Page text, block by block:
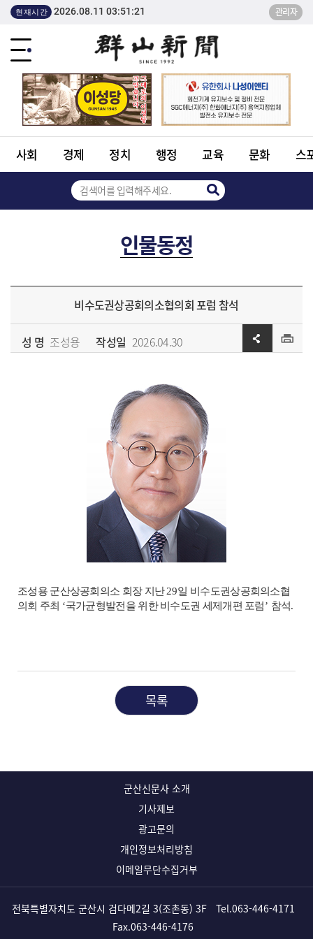
현재시간 2026.08.11 03:51:21 관리자
사회 경제 정치 행정 교육 문화 스
인물동정
비수도권상공회의소협의회 포럼 참석
성 명 조성용 작성일 2026.04.30
조성용 군산상공회의소 회장 지난29일 비수도권상공회의소협
의회 주최 ‘국가균형발전을 위한 비수도권 세제개편 포럼’ 참석.
목록
군산신문사 소개
기사제보
광고문의
개인정보처리방침
이메일무단수집거부
전북특별자치도 군산시 검다메2길 3(조촌동) 3F Tel.063-446-4171
Fax.063-446-4176